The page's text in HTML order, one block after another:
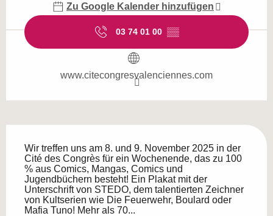
Zu Google Kalender hinzufügen
03 74 01 00 ▒▒
www.citecongresvalenciennes.com
Wir treffen uns am 8. und 9. November 2025 in der
Cité des Congrès für ein Wochenende, das zu 100
% aus Comics, Mangas, Comics und
Jugendbüchern besteht! Ein Plakat mit der
Unterschrift von STEDO, dem talentierten Zeichner
von Kultserien wie Die Feuerwehr, Boulard oder
Mafia Tuno! Mehr als 70...